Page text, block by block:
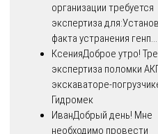
организации требуется
экспертиза
факта устранения генп...
КсенияДоброе утро!
экспертиза поломки
экскаваторе-
Гидромек
ИванДобрый день! Мне
необходимо провести